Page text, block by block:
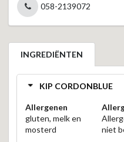
058-2139072
INGREDIËNTEN
KIP CORDONBLUE
Allergenen
gluten, melk en
mosterd
niet